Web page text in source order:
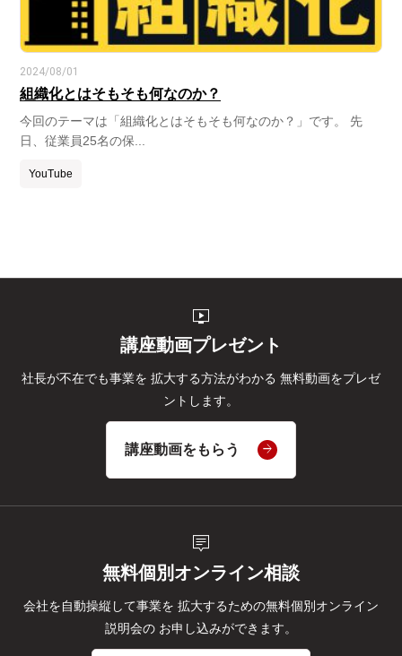
2024/08/01
組織化とはそもそも何なのか？
今回のテーマは「組織化とはそもそも何なのか？」です。 先
日、従業員25名の保...
YouTube
live_tv
講座動画プレゼント
社長が不在でも事業を 拡大する方法がわかる 無料動画をプレゼ
ントします。
講座動画をもらう
tooltip_2
無料個別オンライン相談
会社を自動操縦して事業を 拡大するための無料個別オンライン
説明会の お申し込みができます。